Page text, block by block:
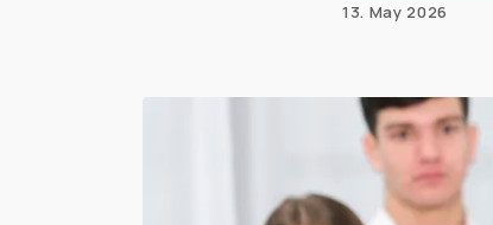
13. May 2026